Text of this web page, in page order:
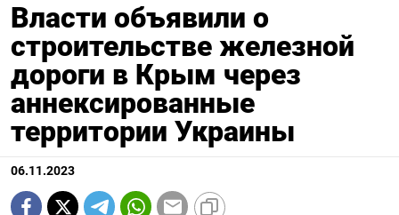
Власти объявили о
строительстве железной
дороги в Крым через
аннексированные
территории Украины
06.11.2023